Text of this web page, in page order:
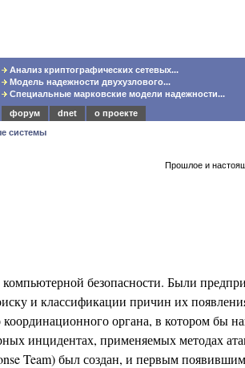
Анализ криптографических сетевых...
Модель надежности двухузлового...
Специальные марковские модели надежности...
форум dnet
о проекте
системы
Прошлое и
безопасности. Были
и классификации причин их
органа, в котором бы
инцидентах, применяемых методах
Team) был создан, и первым